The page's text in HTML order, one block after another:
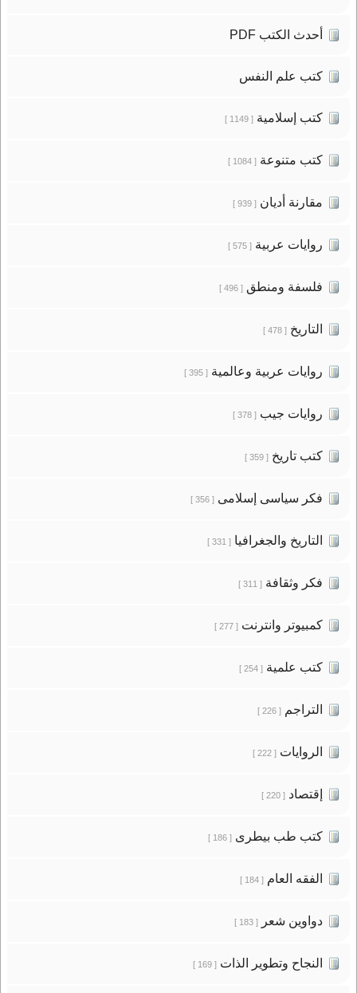
أحدث الكتب PDF
كتب علم النفس
كتب إسلامية[ 1149 ]
كتب متنوعة[ 1084 ]
مقارنة أديان[ 939 ]
روايات عربية[ 575 ]
فلسفة ومنطق[ 496 ]
التاريخ[ 478 ]
روايات عربية وعالمية[ 395 ]
روايات جيب[ 378 ]
كتب تاريخ[ 359 ]
فكر سياسى إسلامى[ 356 ]
التاريخ والجغرافيا[ 331 ]
فكر وثقافة[ 311 ]
كمبيوتر وانترنت[ 277 ]
كتب علمية[ 254 ]
التراجم[ 226 ]
الروايات[ 222 ]
إقتصاد[ 220 ]
كتب طب بيطرى[ 186 ]
الفقه العام[ 184 ]
دواوين شعر[ 183 ]
النجاح وتطوير الذات[ 169 ]